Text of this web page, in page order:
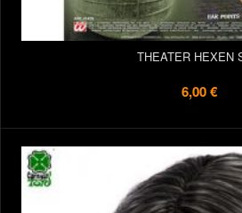
THEATER HEXEN
6,00 €